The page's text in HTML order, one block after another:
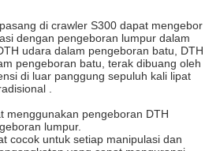
di crawler S300 dapat mengebor
dengan pengeboran lumpur dalam
udara dalam pengeboran batu, DTH
pengeboran batu, terak dibuang oleh
di luar panggung sepuluh kali lipat
.
menggunakan pengeboran DTH
lumpur.
cocok untuk setiap manipulasi dan